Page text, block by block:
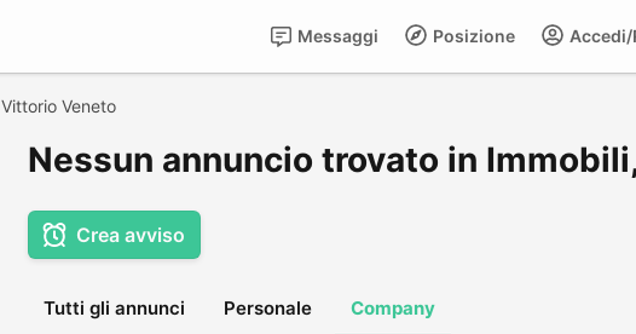
Posizione
Messaggi
Vittorio Veneto
Nessun annuncio trovato in
Crea avviso
Tutti gli annunci Personale Company